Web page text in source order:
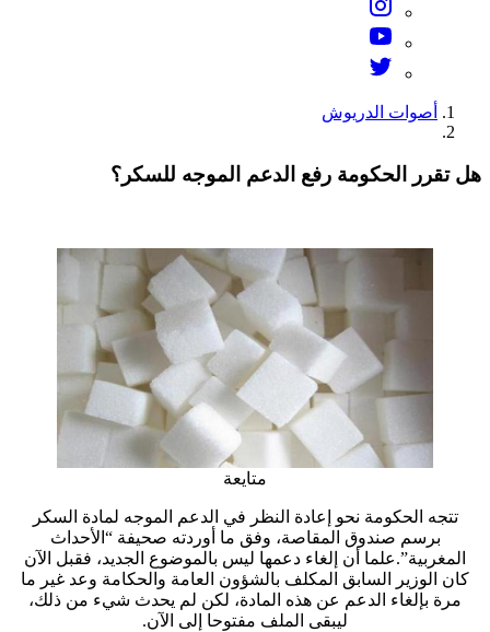
أصوات الدريوش
تقرر الحكومة رفع الدعم الموجه للسكر؟
متايعة
تتجه الحكومة نحو إعادة النظر في الدعم الموجه لمادة السكر
برسم صندوق المقاصة، وفق ما أوردته صحيفة “الأحداث
المغربية”.علما أن إلغاء دعمها ليس بالموضوع الجديد، فقبل الآن
كان الوزير السابق المكلف بالشؤون العامة والحكامة وعد غير ما
مرة بإلغاء الدعم عن هذه المادة، لكن لم يحدث شيء من ذلك،
ليبقى الملف مفتوحا إلى الآن.